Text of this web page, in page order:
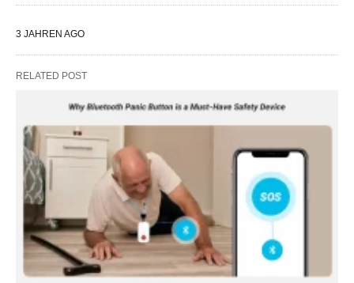
3 JAHREN AGO
RELATED POST